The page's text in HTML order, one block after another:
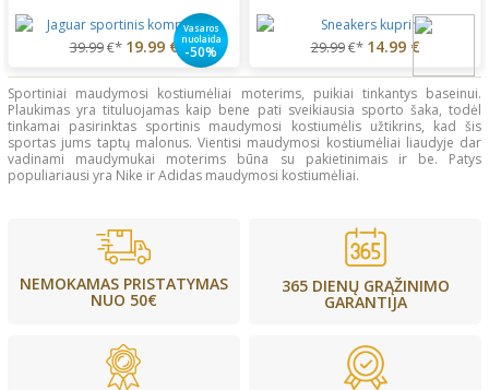
Vasaros
nuolaida
-50%
39.99€* 19.99 € 29.99€* 14.99 €
Sportiniai maudymosi kostiumėliai moterims, puikiai tinkantys baseinui.
Plaukimas yra tituluojamas kaip bene pati sveikiausia sporto šaka, todėl
tinkamai pasirinktas sportinis maudymosi kostiumėlis užtikrins, kad šis
sportas jums taptų malonus. Vientisi maudymosi kostiumėliai liaudyje dar
vadinami maudymukai moterims būna su pakietinimais ir be. Patys
populiariausi yra Nike ir Adidas maudymosi kostiumėliai.
NEMOKAMAS PRISTATYMAS
NUO 50€
365 DIENŲ GRĄŽINIMO
GARANTIJA